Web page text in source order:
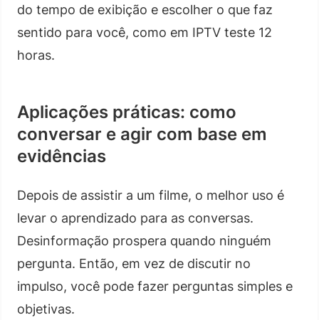
do tempo de exibição e escolher o que faz
sentido para você, como em IPTV teste 12
horas.
Aplicações práticas: como
conversar e agir com base em
evidências
Depois de assistir a um filme, o melhor uso é
levar o aprendizado para as conversas.
Desinformação prospera quando ninguém
pergunta. Então, em vez de discutir no
impulso, você pode fazer perguntas simples e
objetivas.